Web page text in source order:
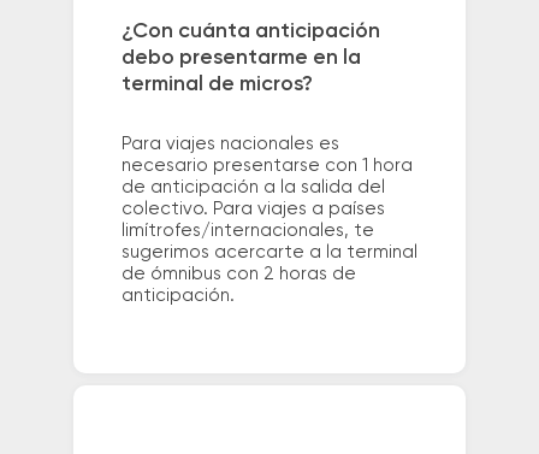
¿Con cuánta anticipación
debo presentarme en la
terminal de micros?
Para viajes nacionales es
necesario presentarse con 1 hora
de anticipación a la salida del
colectivo. Para viajes a países
limítrofes/internacionales, te
sugerimos acercarte a la terminal
de ómnibus con 2 horas de
anticipación.